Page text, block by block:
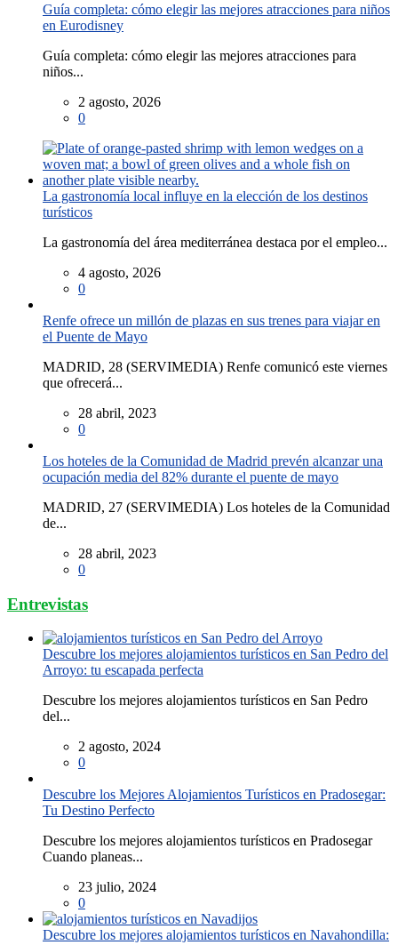
Guía completa: cómo elegir las mejores atracciones para niños
en Eurodisney
Guía completa: cómo elegir las mejores atracciones para
niños...
2 agosto, 2026
0
La gastronomía local influye en la elección de los destinos
turísticos
La gastronomía del área mediterránea destaca por el empleo...
4 agosto, 2026
0
Renfe ofrece un millón de plazas en sus trenes para viajar en
el Puente de Mayo
MADRID, 28 (SERVIMEDIA) Renfe comunicó este viernes
que ofrecerá...
28 abril, 2023
0
Los hoteles de la Comunidad de Madrid prevén alcanzar una
ocupación media del 82% durante el puente de mayo
MADRID, 27 (SERVIMEDIA) Los hoteles de la Comunidad
de...
28 abril, 2023
0
Entrevistas
Descubre los mejores alojamientos turísticos en San Pedro del
Arroyo: tu escapada perfecta
Descubre los mejores alojamientos turísticos en San Pedro
del...
2 agosto, 2024
0
Descubre los Mejores Alojamientos Turísticos en Pradosegar:
Tu Destino Perfecto
Descubre los mejores alojamientos turísticos en Pradosegar
Cuando planeas...
23 julio, 2024
0
Descubre los mejores alojamientos turísticos en Navahondilla: